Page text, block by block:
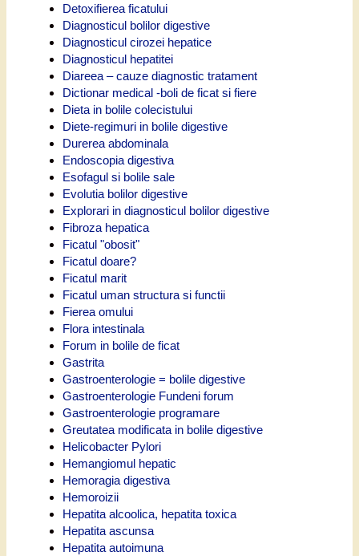
Detoxifierea ficatului
Diagnosticul bolilor digestive
Diagnosticul cirozei hepatice
Diagnosticul hepatitei
Diareea – cauze diagnostic tratament
Dictionar medical -boli de ficat si fiere
Dieta in bolile colecistului
Diete-regimuri in bolile digestive
Durerea abdominala
Endoscopia digestiva
Esofagul si bolile sale
Evolutia bolilor digestive
Explorari in diagnosticul bolilor digestive
Fibroza hepatica
Ficatul "obosit"
Ficatul doare?
Ficatul marit
Ficatul uman structura si functii
Fierea omului
Flora intestinala
Forum in bolile de ficat
Gastrita
Gastroenterologie = bolile digestive
Gastroenterologie Fundeni forum
Gastroenterologie programare
Greutatea modificata in bolile digestive
Helicobacter Pylori
Hemangiomul hepatic
Hemoragia digestiva
Hemoroizii
Hepatita alcoolica, hepatita toxica
Hepatita ascunsa
Hepatita autoimuna